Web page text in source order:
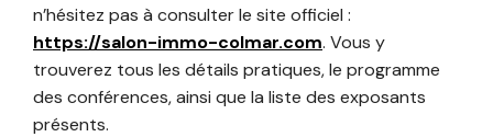
n’hésitez pas à consulter le site officiel :
https://salon-immo-colmar.com. Vous y
trouverez tous les détails pratiques, le programme
des conférences, ainsi que la liste des exposants
présents.